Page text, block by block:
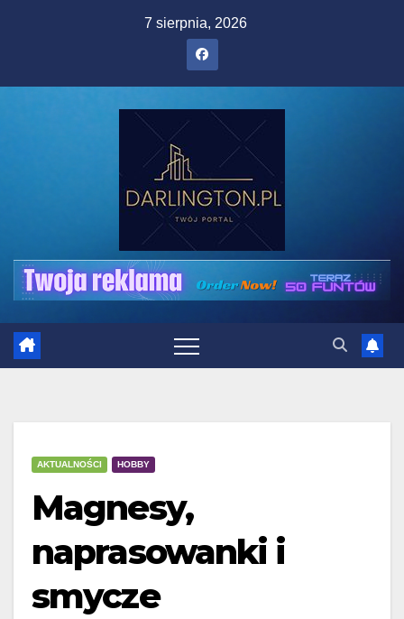
7 sierpnia, 2026
AKTUALNOŚCI HOBBY
Magnesy,
naprasowanki i
smycze